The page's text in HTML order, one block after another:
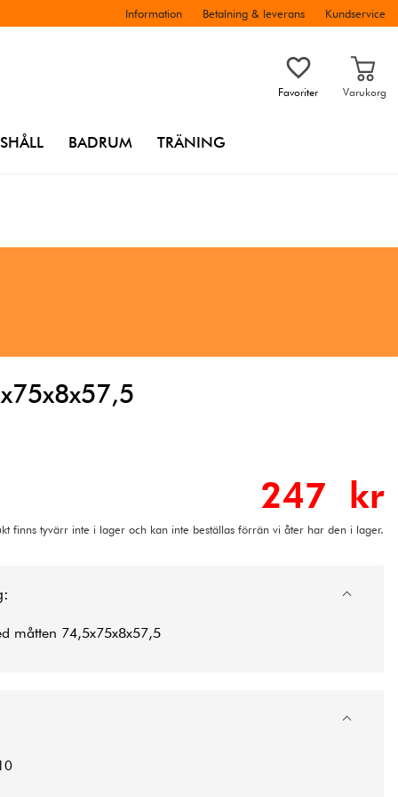
Information Betalning & leverans Kundservice
Favoriter Varukorg
BADRUM TRÄNING
247 kr
finns tyvärr inte i lager och kan inte beställas förrän vi åter har den i lager.
måtten 74,5x75x8x57,5